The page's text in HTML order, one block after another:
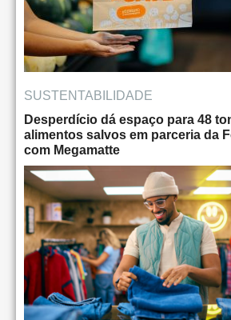
SUSTENTABILIDADE
Desperdício dá espaço para 48
alimentos salvos em parceria da
com Megamatte